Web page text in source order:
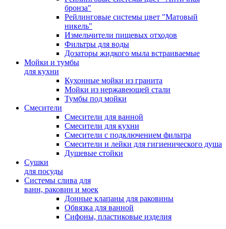
бронза"
Рейлинговые системы цвет "Матовый
никель"
Измельчители пищевых отходов
Фильтры для воды
Дозаторы жидкого мыла встраиваемые
Мойки и тумбы
для кухни
Кухонные мойки из гранита
Мойки из нержавеющей стали
Тумбы под мойки
Смесители
Смесители для ванной
Смесители для кухни
Смесители с подключением фильтра
Cмесители и лейки для гигиенического душа
Душевые стойки
Сушки
для посуды
Системы слива для
ванн, раковин и моек
Донные клапаны для раковины
Обвязка для ванной
Сифоны, пластиковые изделия